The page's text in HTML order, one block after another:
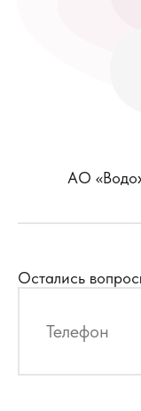
АО
Остались